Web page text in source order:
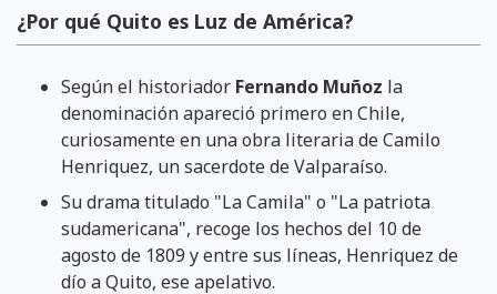
¿Por qué Quito es Luz de América?
Según el historiador Fernando Muñoz la
denominación apareció primero en Chile,
curiosamente en una obra literaria de Camilo
Henriquez, un sacerdote de Valparaíso.
Su drama titulado "La Camila" o "La patriota
sudamericana", recoge los hechos del 10 de
agosto de 1809 y entre sus líneas, Henriquez de
dío a Quito, ese apelativo.